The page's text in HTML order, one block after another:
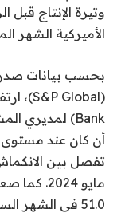
وتيرة الإنتاج قبل
الأميركية الشهر
بحسب بيانات
تفصل بين
51.0 في الشهر السابق.